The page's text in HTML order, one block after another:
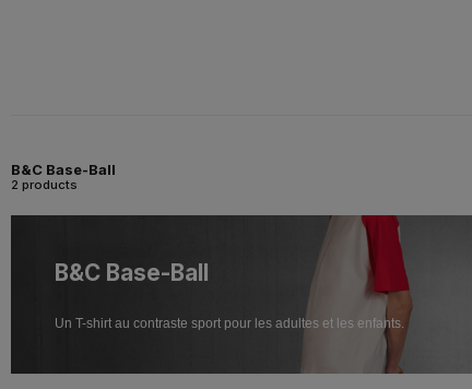
B&C Base-Ball
2 products
B&C Base-Ball
Un T-shirt au contraste sport pour les adultes et les enfants.